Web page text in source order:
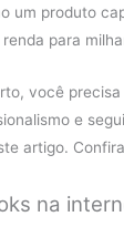
um produto
para
você
e
artigo.
na